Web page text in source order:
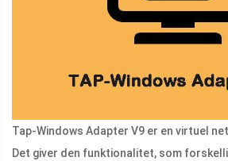
Tap-Windows Adapter V9 er en virtuel
Det giver den funktionalitet, som